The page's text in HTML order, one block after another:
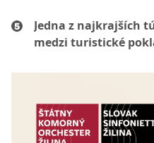
Jedna z najkrajších
medzi turistické